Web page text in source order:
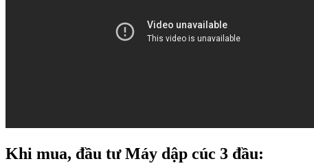
Khi mua, đầu tư Máy dập cúc 3 đầu: